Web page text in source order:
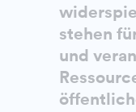
stehen
und